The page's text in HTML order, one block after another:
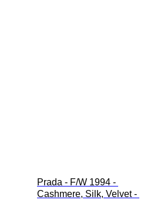
Prada - F/W 1994 -
Cashmere, Silk, Velvet -